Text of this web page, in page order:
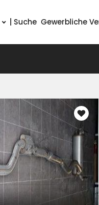
| Suche Gewerbliche